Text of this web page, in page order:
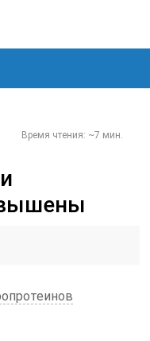
Время чтения: ~7 мин.